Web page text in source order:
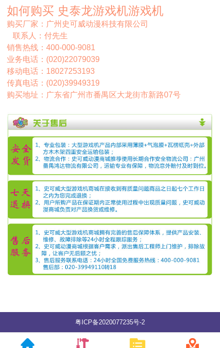
如何购买 史泰龙游戏机游戏机
购买厂家：广州史可威动漫科技有限公司
联系人：付先生
销售热线：400-000-9081
业务电话：(020)22079039
移动电话：18027253193
传真电话：(020)39949319
购买地址：广东省广州市番禺区大龙街市新路07号
粤ICP备2020077235号-2